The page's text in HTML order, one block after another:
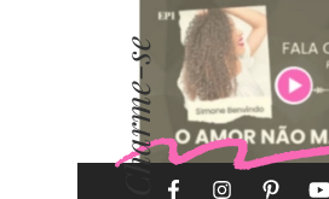
Charme-se